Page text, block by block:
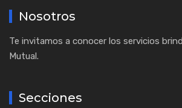
Nosotros
Te invitamos a conocer los servicios
Mutual.
Secciones